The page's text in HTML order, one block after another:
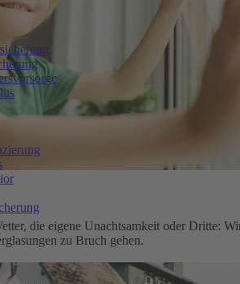
die eigene Unachtsamkeit oder Dritte:
zu Bruch gehen.